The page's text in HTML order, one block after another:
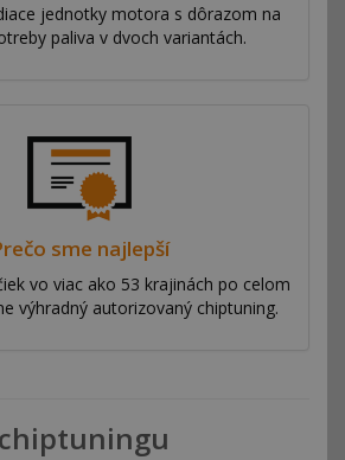
jednotky motora s dôrazom na
paliva v dvoch variantách.
sme najlepší
vo viac ako 53 krajinách po celom
výhradný autorizovaný chiptuning.